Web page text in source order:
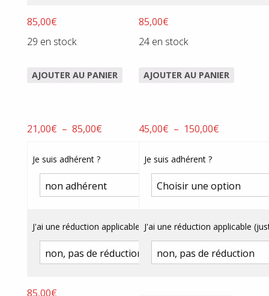
85,00€
29 en stock
AJOUTER AU PANIER
85,00€
24 en stock
AJOUTER AU PANIER
21,00€ – 85,00€Plage
21,00€
à
Je suis adhérent ?
J'ai une réduction applicable (justificatif obligatoire) ?
85,00€
45,00€ – 150,00€
45,00€
à
Je suis adhérent ?
J'ai une réduction applicable